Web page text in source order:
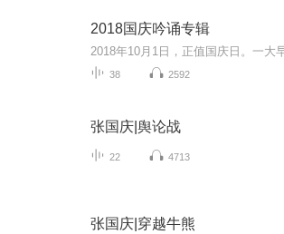
2018国庆吟诵专辑
38 2592
张国庆|舆论战
22 4713
张国庆|穿越牛熊